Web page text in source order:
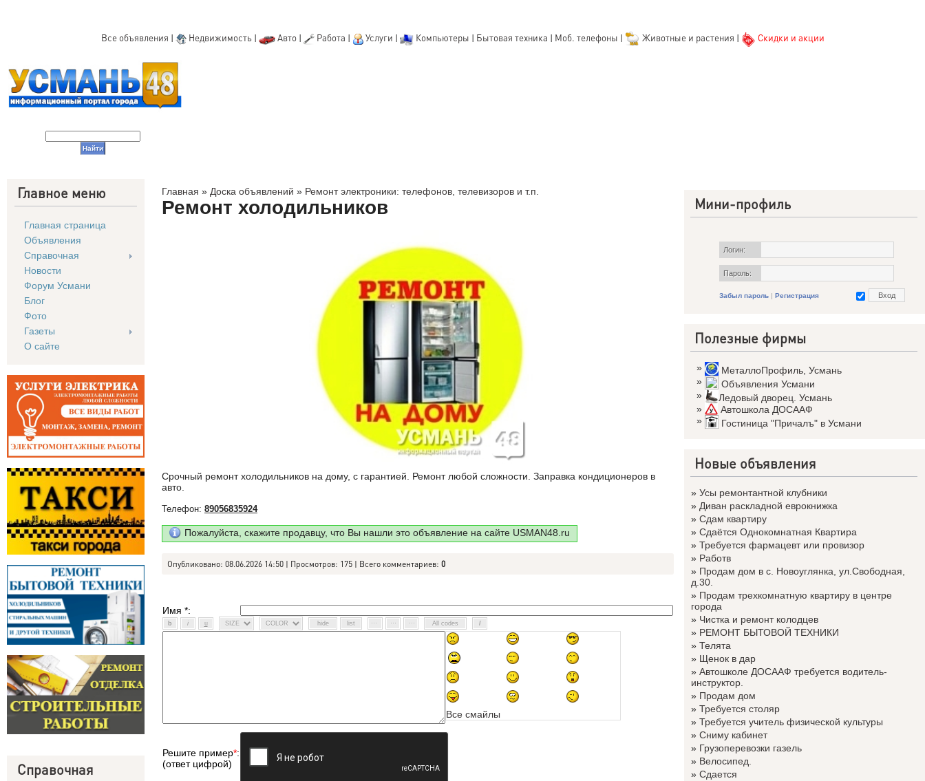
Все объявления | Недвижимость | Авто| Работа | Услуги | Компьютеры | Бытовая техника | Моб. телефоны | Животные и растения | Скидки и акции
Главное меню
Главная страница
Объявления
Справочная
Новости
Форум Усмани
Блог
Фото
Газеты
О сайте
Справочная
Главная » Доска объявлений » Ремонт электроники: телефонов, телевизоров и т.п.
Ремонт холодильников
Срочный ремонт холодильников на дому, с гарантией. Ремонт любой сложности. Заправка кондиционеров в
авто.
Телефон: 89056835924
Пожалуйста, скажите продавцу, что Вы нашли это объявление на сайте USMAN48.ru
Опубликовано: 08.06.2026 14:50 | Просмотров: 175 | Всего комментариев: 0
Имя *:
Все смайлы
Решите пример*:
(ответ цифрой)
Мини-профиль
Логин:
Пароль:
Забыл пароль | Регистрация
Полезные фирмы
» МеталлоПрофиль Усмань
»
Объявления Усмани
»
Ледовый дворец. Усмань
»
Автошкола ДОСААФ
»
Гостиница "Причалъ" в Усмани
Новые объявления
» Усы ремонтантной клубники
» Диван раскладной еврокнижка
» Сдам квартиру
» Сдаётся Однокомнатная Квартира
» Требуется фармацевт или провизор
» Работв
» Продам дом в с. Новоуглянка, ул.Свободная,
д.30.
» Продам трехкомнатную квартиру в центре
города
» Чистка и ремонт колодцев
» РЕМОНТ БЫТОВОЙ ТЕХНИКИ
» Телята
» Щенок в дар
» Автошколе ДОСААФ требуется водитель-
инструктор.
» Продам дом
» Требуется столяр
» Требуется учитель физической культуры
» Сниму кабинет
» Грузоперевозки газель
» Велосипед.
» Сдается